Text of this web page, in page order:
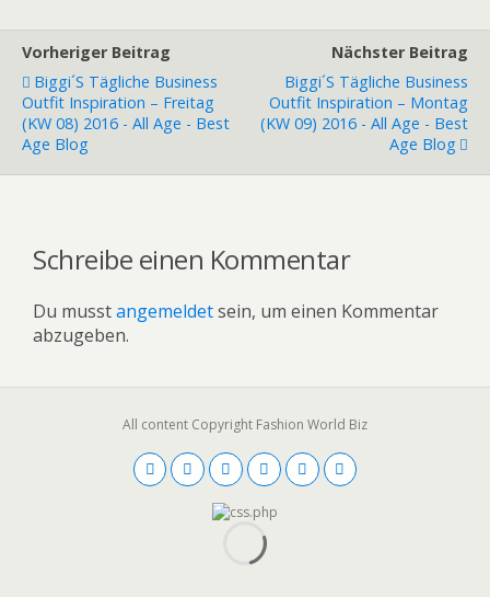
Vorheriger Beitrag
Biggi´s Tägliche Business
Outfit Inspiration – Freitag
(KW 08) 2016 - All Age - Best
Age Blog
Nächster Beitrag
Biggi´s Tägliche Business
Outfit Inspiration – Montag
(KW 09) 2016 - All Age - Best
Age Blog
Schreibe einen Kommentar
Du musstangemeldetsein, um einen Kommentar
abzugeben.
All content Copyright Fashion World Biz